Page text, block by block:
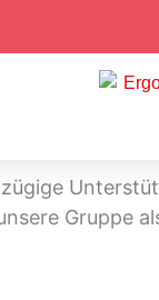
Gruppe